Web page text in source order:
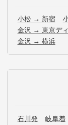
小松 → 新宿
金沢 → 東京デ
金沢 → 横浜
石川発 岐阜着